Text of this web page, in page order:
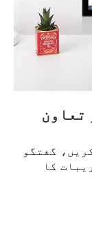
تعاون
گفتگو
کا